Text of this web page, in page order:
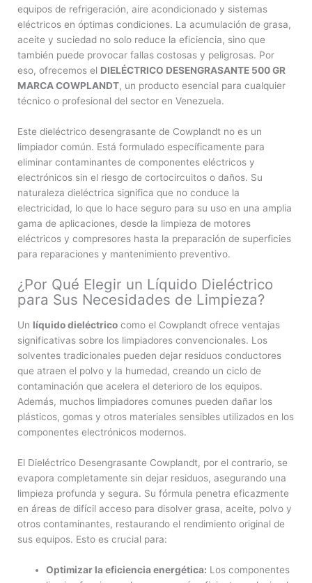
equipos de refrigeración, aire acondicionado y sistemas
eléctricos en óptimas condiciones. La acumulación de grasa,
aceite y suciedad no solo reduce la eficiencia, sino que
también puede provocar fallas costosas y peligrosas. Por
eso, ofrecemos el DIELÉCTRICO DESENGRASANTE 500 GR
MARCA COWPLANDT, un producto esencial para cualquier
técnico o profesional del sector en Venezuela.
Este dieléctrico desengrasante de Cowplandt no es un
limpiador común. Está formulado específicamente para
eliminar contaminantes de componentes eléctricos y
electrónicos sin el riesgo de cortocircuitos o daños. Su
naturaleza dieléctrica significa que no conduce la
electricidad, lo que lo hace seguro para su uso en una amplia
gama de aplicaciones, desde la limpieza de motores
eléctricos y compresores hasta la preparación de superficies
para reparaciones y mantenimiento preventivo.
¿Por Qué Elegir un Líquido Dieléctrico
para Sus Necesidades de Limpieza?
Un líquido dieléctrico como el Cowplandt ofrece ventajas
significativas sobre los limpiadores convencionales. Los
solventes tradicionales pueden dejar residuos conductores
que atraen el polvo y la humedad, creando un ciclo de
contaminación que acelera el deterioro de los equipos.
Además, muchos limpiadores comunes pueden dañar los
plásticos, gomas y otros materiales sensibles utilizados en los
componentes electrónicos modernos.
El Dieléctrico Desengrasante Cowplandt, por el contrario, se
evapora completamente sin dejar residuos, asegurando una
limpieza profunda y segura. Su fórmula penetra eficazmente
en áreas de difícil acceso para disolver grasa, aceite, polvo y
otros contaminantes, restaurando el rendimiento original de
sus equipos. Esto es crucial para:
Optimizar la eficiencia energética: Los componentes